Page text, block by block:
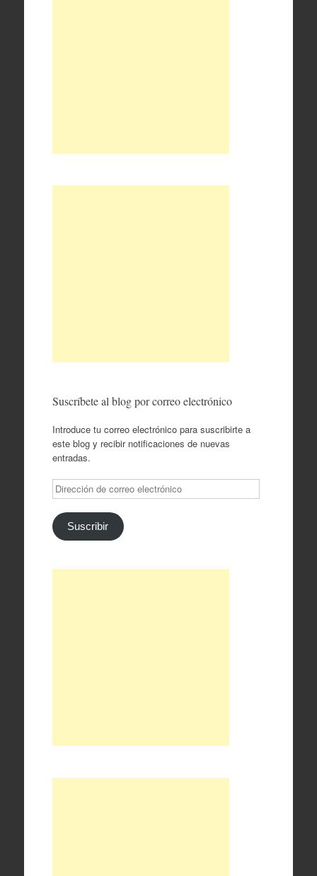
Suscríbete al blog por correo electrónico
Introduce tu correo electrónico para suscribirte a
este blog y recibir notificaciones de nuevas
entradas.
Dirección
de
correo
electrónico
Suscribir